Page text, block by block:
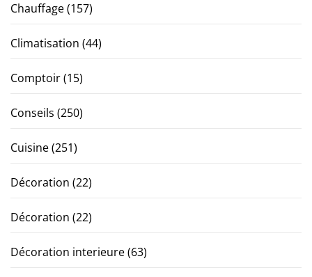
Chauffage(157)
Climatisation (44)
Comptoir(15)
Conseils (250)
Cuisine(251)
Décoration (22)
Décoration (22)
Décoration interieure(63)